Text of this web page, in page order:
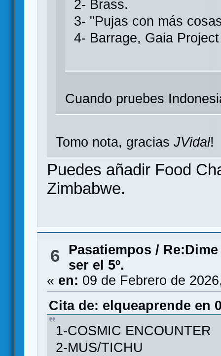
2- Brass.
3- "Pujas con más
4- Barrage, Gaia
Cuando pruebes
Tomo nota, graciasJVidal!
Puedes añadir Food
Zimbabwe.
6 Pasatiempos /
ser el 5º.
« en: 09 de Febrero de
Cita de: elqueaprende en
1-COSMIC ENCOUNTER
2-MUS/TICHU